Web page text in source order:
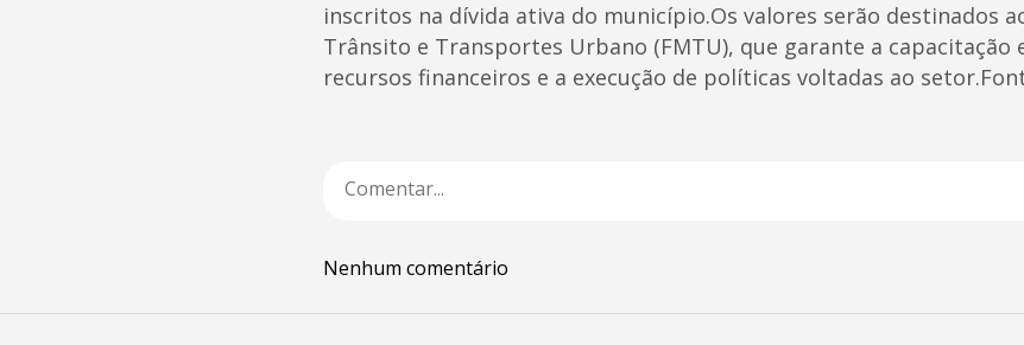
inscritos na dívida ativa do município.Os valores serão destinados
Trânsito e Transportes Urbano (FMTU), que garante a capacitação
recursos financeiros e a execução de políticas voltadas ao
Nenhum comentário